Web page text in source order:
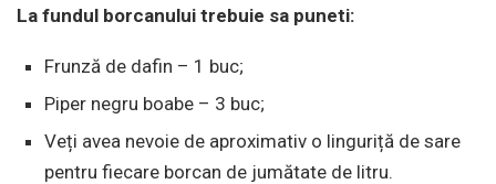
La fundul borcanului trebuie sa puneti:
Frunză de dafin – 1 buc;
Piper negru boabe – 3 buc;
Veți avea nevoie de aproximativ o linguriță de sare
pentru fiecare borcan de jumătate de litru.